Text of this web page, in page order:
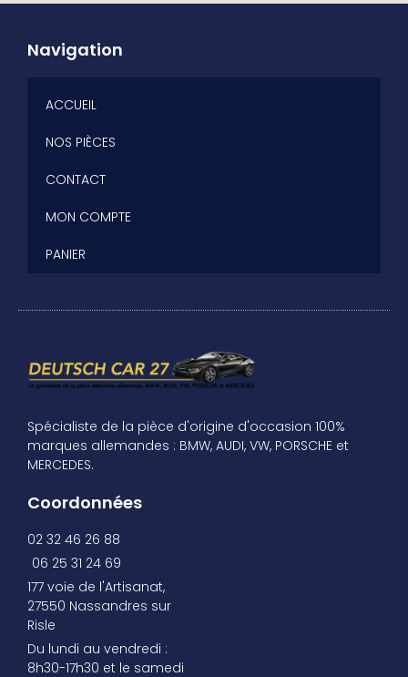
Navigation
ACCUEIL
NOS PIÈCES
CONTACT
MON COMPTE
PANIER
Spécialiste de la pièce d'origine d'occasion 100%
marques allemandes : BMW, AUDI, VW, PORSCHE et
MERCEDES.
Coordonnées
02 32 46 26 88
06 25 31 24 69
177 voie de l'Artisanat,
27550 Nassandres sur
Risle
Du lundi au vendredi :
8h30-17h30 et le samedi